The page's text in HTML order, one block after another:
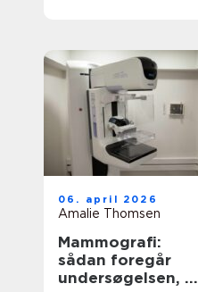
06. april 2026
Amalie Thomsen
Mammografi:
sådan foregår
undersøgelsen, og